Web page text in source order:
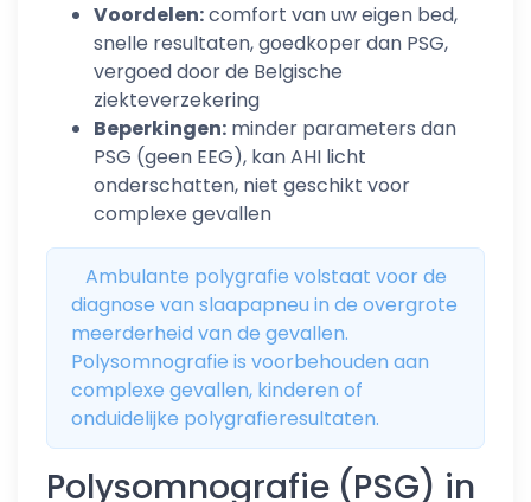
Voordelen:comfort van uw eigen bed,
snelle resultaten, goedkoper dan PSG,
vergoed door de Belgische
ziekteverzekering
Beperkingen: minder parameters dan
PSG (geen EEG), kan AHI licht
onderschatten, niet geschikt voor
complexe gevallen
Ambulante polygrafie volstaat voor de
diagnose van slaapapneu in de overgrote
meerderheid van de gevallen.
Polysomnografie is voorbehouden aan
complexe gevallen, kinderen of
onduidelijke polygrafieresultaten.
Polysomnografie (PSG) in